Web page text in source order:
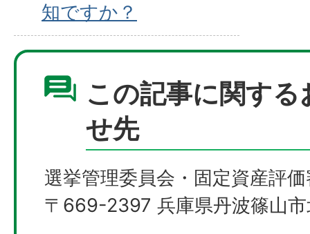
知ですか？
この記事に関する
せ先
選挙管理委員会・固定資産評
〒669-2397 兵庫県丹波篠山